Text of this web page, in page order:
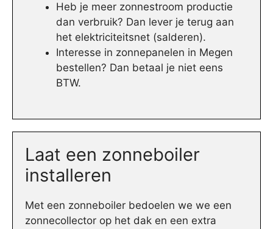
Heb je meer zonnestroom productie
dan verbruik? Dan lever je terug aan
het elektriciteitsnet (salderen).
Interesse in zonnepanelen in Megen
bestellen? Dan betaal je niet eens
BTW.
Laat een zonneboiler
installeren
Met een zonneboiler bedoelen we we een
zonnecollector op het dak en een extra